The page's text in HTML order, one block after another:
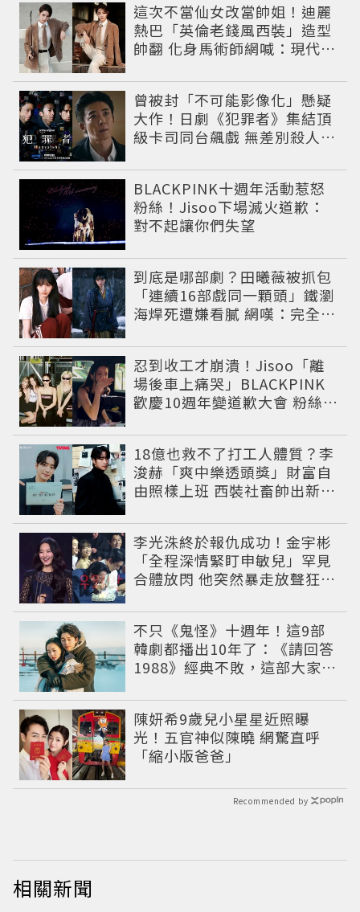
這次不當仙女改當帥姐！迪麗
熱巴「英倫老錢風西裝」造型
帥翻 化身馬術師網喊：現代版
曾被封「不可能影像化」懸疑
大作！日劇《犯罪者》集結頂
級卡司同台飆戲 無差別殺人案
BLACKPINK十週年活動惹怒
粉絲！Jisoo下場滅火道歉：
對不起讓你們失望
到底是哪部劇？田曦薇被抓包
「連續16部戲同一顆頭」鐵瀏
海焊死遭嫌看膩 網嘆：完全分
忍到收工才崩潰！Jisoo「離
場後車上痛哭」BLACKPINK
歡慶10週年變道歉大會 粉絲看
18億也救不了打工人體質？李
浚赫「爽中樂透頭獎」財富自
由照樣上班 西裝社畜帥出新高
李光洙終於報仇成功！金宇彬
「全程深情緊盯申敏兒」罕見
合體放閃 他突然暴走放聲狂吼
不只《鬼怪》十週年！這9部
韓劇都播出10年了：《請回答
1988》經典不敗，這部大家狂
陳妍希9歲兒小星星近照曝
光！五官神似陳曉 網驚直呼
「縮小版爸爸」
Recommended by
相關新聞